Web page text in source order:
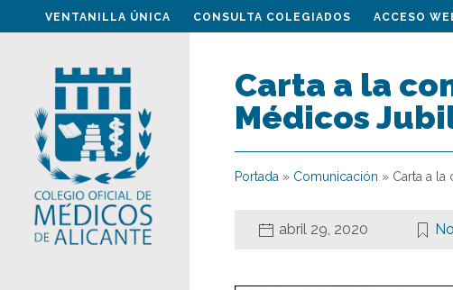
VENTANILLA ÚNICA CONSULTA COLEGIADOS ACCESO
Carta a la
Médicos
Portada » Comunicación » Carta a
abril 29, 2020